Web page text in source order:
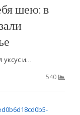
шею: в
уксус и…
540